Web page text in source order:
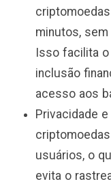
minutos,
Isso facilita
inclusão
acesso aos
Privacidade
usuários, o
evita o